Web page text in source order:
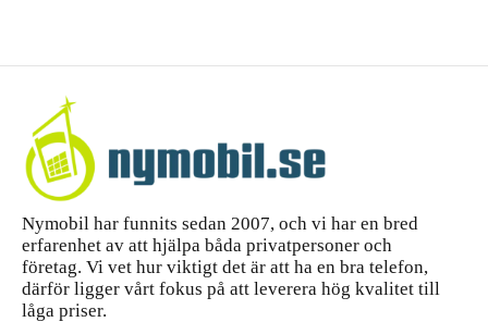
Nymobil har funnits sedan 2007, och vi har en bred
erfarenhet av att hjälpa båda privatpersoner och
företag. Vi vet hur viktigt det är att ha en bra telefon,
därför ligger vårt fokus på att leverera hög kvalitet till
låga priser.